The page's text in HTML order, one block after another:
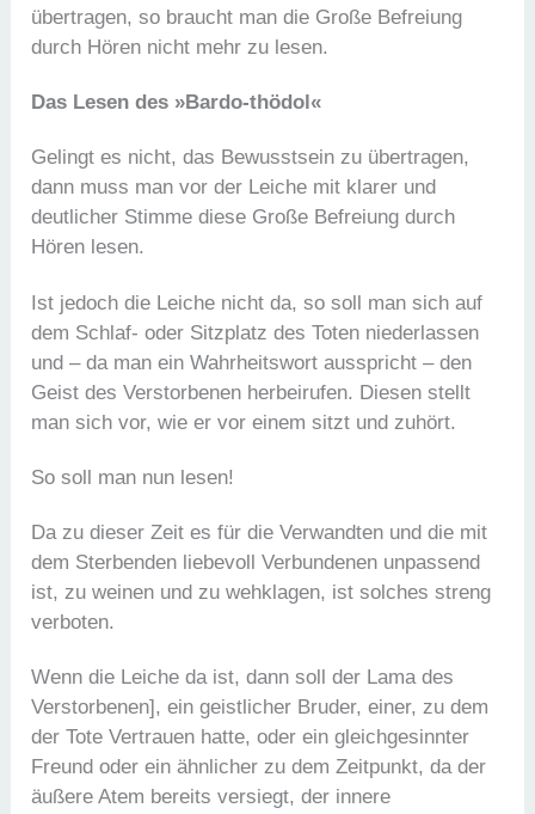
übertragen, so braucht man die Große Befreiung
durch Hören nicht mehr zu lesen.
Das Lesen des »Bardo-thödol«
Gelingt es nicht, das Bewusstsein zu übertragen,
dann muss man vor der Leiche mit klarer und
deutlicher Stimme diese Große Befreiung durch
Hören lesen.
Ist jedoch die Leiche nicht da, so soll man sich auf
dem Schlaf- oder Sitzplatz des Toten niederlassen
und – da man ein Wahrheitswort ausspricht – den
Geist des Verstorbenen herbeirufen. Diesen stellt
man sich vor, wie er vor einem sitzt und zuhört.
So soll man nun lesen!
Da zu dieser Zeit es für die Verwandten und die mit
dem Sterbenden liebevoll Verbundenen unpassend
ist, zu weinen und zu wehklagen, ist solches streng
verboten.
Wenn die Leiche da ist, dann soll der Lama des
Verstorbenen], ein geistlicher Bruder, einer, zu dem
der Tote Vertrauen hatte, oder ein gleichgesinnter
Freund oder ein ähnlicher zu dem Zeitpunkt, da der
äußere Atem bereits versiegt, der innere